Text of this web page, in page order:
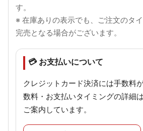
す。
※ 在庫ありの表示でも、ご注文のタ
完売となる場合がございます。
💳 お支払いについて
クレジットカード決済には手数料
数料・お支払いタイミングの詳細
ご案内しています。